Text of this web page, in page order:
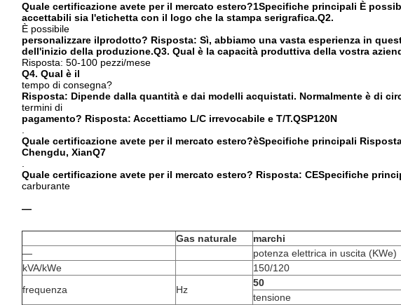
Quale certificazione avete per il mercato estero?1Specifiche principali È
accettabili sia l'etichetta con il logo che la stampa serigrafica.Q2.
È possibile
personalizzare ilprodotto? Risposta: Sì, abbiamo una vasta esperienza in
dell'inizio della produzione.Q3. Qual è la capacità produttiva della vostra
Risposta: 50-100 pezzi/mese
Q4. Qual è il
tempo di consegna?
Risposta: Dipende dalla quantità e dai modelli acquistati. Normalmente è di
termini di
pagamento? Risposta: Accettiamo L/C irrevocabile e T/T.QSP120N
Quale certificazione avete per il mercato estero?èSpecifiche principali
Chengdu, XianQ7
Quale certificazione avete per il mercato estero? Risposta: CESpecifiche
carburante
—
Gas naturale
marchi
—
potenza elettrica in uscita (KWe)
kVA/kWe
150/120
frequenza
Hz
50
tensione